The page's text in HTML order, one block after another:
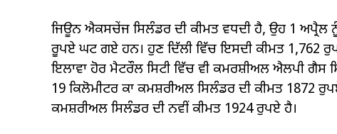
ਜਿਊਨ ਐਕਸਚੇਂਜ ਸਿਲੰਡਰ ਦੀ ਕੀਮਤ ਵਧਦੀ ਹੈ, ਉਹ 1 ਅਪ੍ਰੈਲ
ਰੂਪਏ ਘਟ ਗਏ ਹਨ। ਹੁਣ ਦਿੱਲੀ ਵਿੱਚ ਇਸਦੀ ਕੀਮਤ 1,762
ਇਲਾਵਾ ਹੋਰ ਮੈਟਰੌਲ ਸਿਟੀ ਵਿੱਚ ਵੀ ਕਮਰਸ਼ੀਅਲ ਐਲਪੀ ਗੈਸ
19 ਕਿਲੋਮੀਟਰ ਕਾ ਕਮਸ਼ਰੀਅਲ ਸਿਲੰਡਰ ਦੀ ਕੀਮਤ 1872
ਕਮਸ਼ਰੀਅਲ ਸਿਲੰਡਰ ਦੀ ਨਵੀਂ ਕੀਮਤ 1924 ਰੁਪਏ ਹੈ।